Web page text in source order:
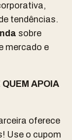
tendências.
sobre
mercado e
QUEM APOIA
oferece
Use o cupom